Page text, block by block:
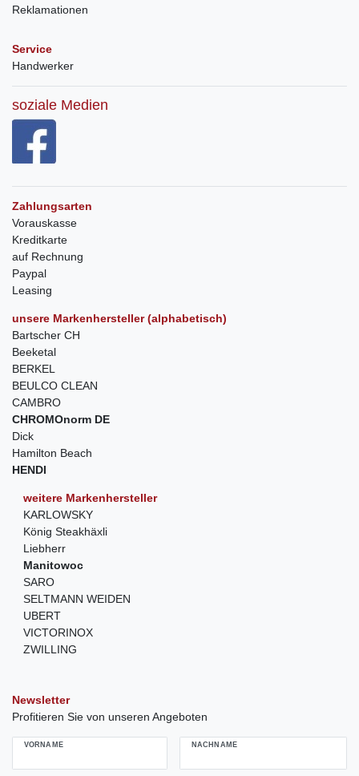
Reklamationen
Service
Handwerker
soziale Medien
Zahlungsarten
Vorauskasse
Kreditkarte
auf Rechnung
Paypal
Leasing
unsere Markenhersteller (alphabetisch)
Bartscher CH
Beeketal
BERKEL
BEULCO CLEAN
CAMBRO
CHROMOnorm DE
Dick
Hamilton Beach
HENDI
weitere Markenhersteller
KARLOWSKY
König Steakhäxli
Liebherr
Manitowoc
SARO
SELTMANN WEIDEN
UBERT
VICTORINOX
ZWILLING
Newsletter
Profitieren Sie von unseren Angeboten
VORNAME NACHNAME